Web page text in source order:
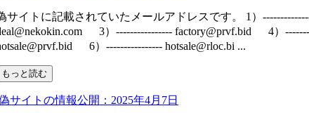
サイトに記載されていたメールアドレスです。 1）
3）---------------- factory@prvf.bid 4）
6）---------------- hotsale@rloc.bi ...
もっと読む
サイトの情報公開：2025年4月7日